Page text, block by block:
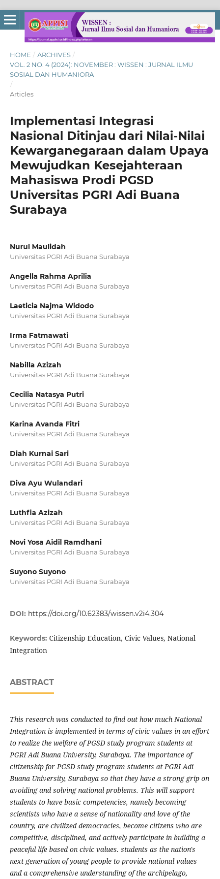
HOME / ARCHIVES /
VOL. 2 NO. 4 (2024): NOVEMBER : WISSEN : JURNAL ILMU
SOSIAL DAN HUMANIORA
/
Articles
Implementasi Integrasi
Nasional Ditinjau dari Nilai-Nilai
Kewarganegaraan dalam Upaya
Mewujudkan Kesejahteraan
Mahasiswa Prodi PGSD
Universitas PGRI Adi Buana
Surabaya
Nurul Maulidah
Universitas PGRI Adi Buana Surabaya
Angella Rahma Aprilia
Universitas PGRI Adi Buana Surabaya
Laeticia Najma Widodo
Universitas PGRI Adi Buana Surabaya
Irma Fatmawati
Universitas PGRI Adi Buana Surabaya
Nabilla Azizah
Universitas PGRI Adi Buana Surabaya
Cecilia Natasya Putri
Universitas PGRI Adi Buana Surabaya
Karina Avanda Fitri
Universitas PGRI Adi Buana Surabaya
Diah Kurnai Sari
Universitas PGRI Adi Buana Surabaya
Diva Ayu Wulandari
Universitas PGRI Adi Buana Surabaya
Luthfia Azizah
Universitas PGRI Adi Buana Surabaya
Novi Yosa Aidil Ramdhani
Universitas PGRI Adi Buana Surabaya
Suyono Suyono
Universitas PGRI Adi Buana Surabaya
DOI: https://doi.org/10.62383/wissen.v2i4.304
Keywords: Citizenship Education, Civic Values, National
Integration
ABSTRACT
This research was conducted to find out how much National
Integration is implemented in terms of civic values in an effort
to realize the welfare of PGSD study program students at
PGRI Adi Buana University, Surabaya. The importance of
citizenship for PGSD study program students at PGRI Adi
Buana University, Surabaya so that they have a strong grip on
avoiding and solving national problems. This will support
students to have basic competencies, namely becoming
scientists who have a sense of nationality and love of the
country, are civilized democracies, become citizens who are
competitive, disciplined, and actively participate in building a
peaceful life based on civic values. students as the nation's
next generation of young people to provide national values
and a comprehensive understanding of the archipelago,